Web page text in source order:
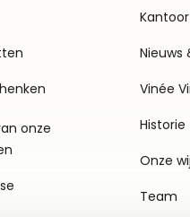
onze
Nieuws
Vinée
Historie
Onze
Team